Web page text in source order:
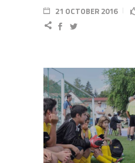
21 OCTOBER 2016